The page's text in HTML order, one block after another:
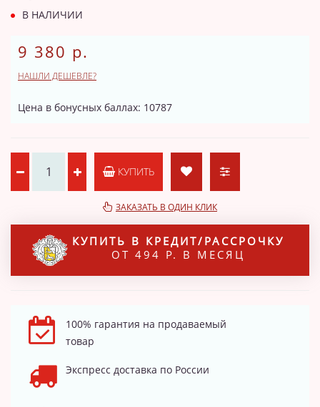
В НАЛИЧИИ
9 380 р.
НАШЛИ ДЕШЕВЛЕ?
Цена в бонусных баллах: 10787
КУПИТЬ
ЗАКАЗАТЬ В ОДИН КЛИК
КУПИТЬ В КРЕДИТ/РАССРОЧКУ
ОТ 494 Р. В МЕСЯЦ
100% гарантия на продаваемый
товар
Экспресс доставка по России